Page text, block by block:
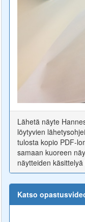
Lähetä näyte
löytyvien
tulosta kopio PDF-
samaan kuoreen
näytteiden
Katso